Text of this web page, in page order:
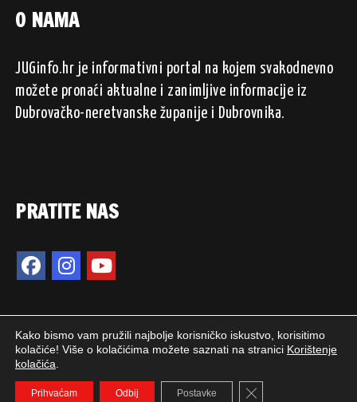
O NAMA
JUGinfo.hr je informativni portal na kojem svakodnevno
možete pronaći aktualne i zanimljive informacije iz
Dubrovačko-neretvanske županije i Dubrovnika.
PRATITE NAS
2024. © JUGinfo.hr / Sva prava pridržana.
WEB PEPERIT
Kako bismo vam pružili najbolje korisničko iskustvo, korisitimo
kolačiće! Više o kolačićima možete saznati na stranici Korištenje
kolačića
Prihvaćam Odbij Postavke Close GDPR Cookie